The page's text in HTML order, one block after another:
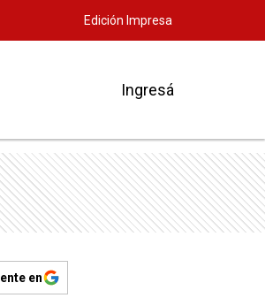
Edición Impresa
Ingresá
en